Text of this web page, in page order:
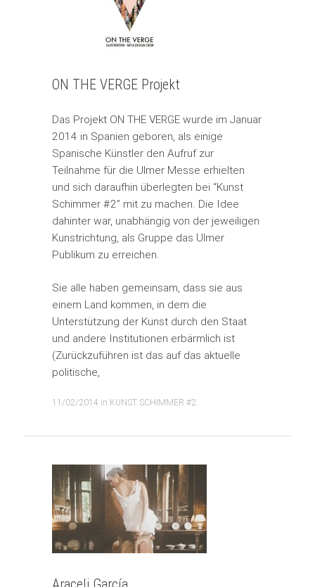
ON THE VERGE Projekt
Das Projekt ON THE VERGE wurde im Januar
2014 in Spanien geboren, als einige
Spanische Künstler den Aufruf zur
Teilnahme für die Ulmer Messe erhielten
und sich daraufhin überlegten bei “Kunst
Schimmer #2” mit zu machen. Die Idee
dahinter war, unabhängig von der jeweiligen
Kunstrichtung, als Gruppe das Ulmer
Publikum zu erreichen.
Sie alle haben gemeinsam, dass sie aus
einem Land kommen, in dem die
Unterstützung der Kunst durch den Staat
und andere Institutionen erbärmlich ist
(Zurückzuführen ist das auf das aktuelle
politische,
11/02/2014 in KUNST SCHIMMER #2